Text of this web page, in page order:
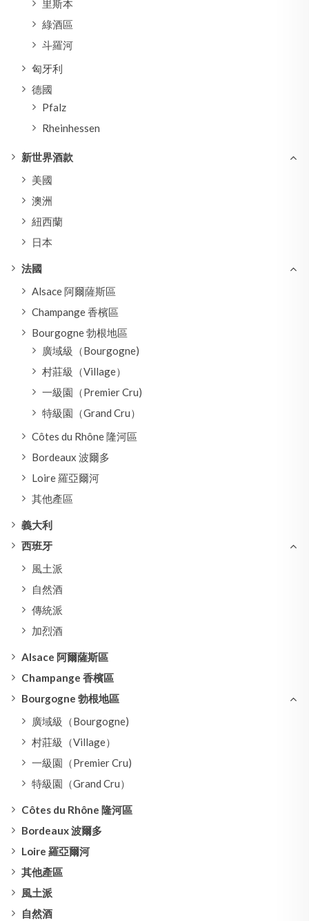
里斯本
綠酒區
斗羅河
匈牙利
德國
Pfalz
Rheinhessen
新世界酒款
美國
澳洲
紐西蘭
日本
法國
Alsace 阿爾薩斯區
Champange 香檳區
Bourgogne 勃根地區
廣域級（Bourgogne)
村莊級（Village）
一級園（Premier Cru)
特級園（Grand Cru）
Côtes du Rhône 隆河區
Bordeaux 波爾多
Loire 羅亞爾河
其他產區
義大利
西班牙
風土派
自然酒
傳統派
加烈酒
Alsace 阿爾薩斯區
Champange 香檳區
Bourgogne 勃根地區
廣域級（Bourgogne)
村莊級（Village）
一級園（Premier Cru)
特級園（Grand Cru）
Côtes du Rhône 隆河區
Bordeaux 波爾多
Loire 羅亞爾河
其他產區
風土派
自然酒